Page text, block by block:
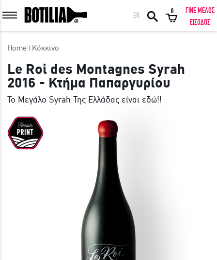
ΕΙΣΟΔΟΣ ΜΕΛΩΝ
Να με θυμάσαι
ΕΙΣΟΔΟΣ ΜΕ FACEBOOK
ΕΚΠΛΗΚΤΙΚΑ ΚΡΑΣΙΑ ΑΠΟ ΟΛΟ ΤΟΝ ΚΟΣΜΟ ΣΤΗΝ ΠΟΡΤΑ ΣΟΥ ΣΕ
ΜΟΝΑΔΙΚΕΣ ΠΡΟΣΦΟΡΕΣ!
EN
0
ΓΙΝΕ ΜΕΛΟΣ
ΕΙΣΟΔΟΣ
Home Κόκκινο
Le Roi des Montagnes Syrah
2016 - Κτήμα Παπαργυρίου
Το Μεγάλο Syrah Της Ελλάδας είναι εδώ!!